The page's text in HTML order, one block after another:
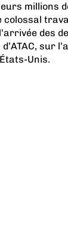
millions
colossal
des
sur
Unis.